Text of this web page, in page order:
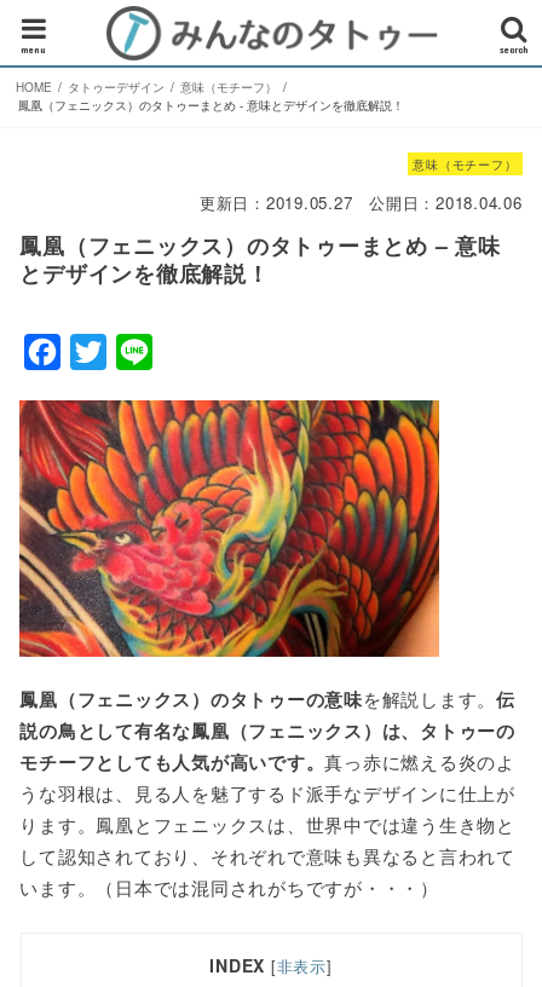
search
menu
HOME タトゥーデザイン
意味（モチーフ）
鳳凰（フェニックス）のタトゥーまとめ - 意味とデザインを徹底解説！
意味（モチーフ）
更新日： 2019.05.27 公開日：2018.04.06
鳳凰（フェニックス）のタトゥーまとめ – 意味
とデザインを徹底解説！
c
e
b
o
o
k
T
i
t
t
e
r
n
e
鳳凰（フェニックス）のタトゥーの意味を解説します。伝
説の鳥として有名な鳳凰（フェニックス）は、タトゥーの
モチーフとしても人気が高いです。真っ赤に燃える炎のよ
うな羽根は、見る人を魅了するド派手なデザインに仕上が
ります。鳳凰とフェニックスは、世界中では違う生き物と
して認知されており、それぞれで意味も異なると言われて
います。（日本では混同されがちですが・・・）
INDEX [非表示]